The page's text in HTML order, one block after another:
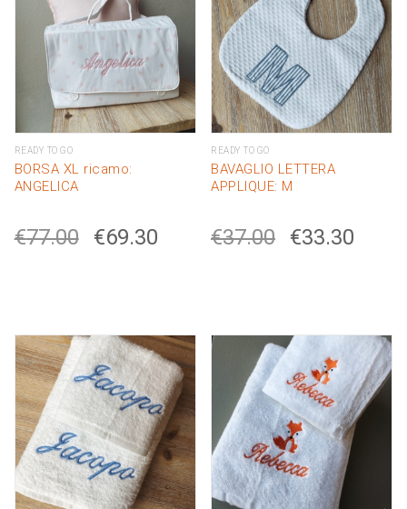
READY TO GO
BORSA XL ricamo:
ANGELICA
€77.00 €69.30
READY TO GO
BAVAGLIO LETTERA
APPLIQUE: M
€37.00 €33.30